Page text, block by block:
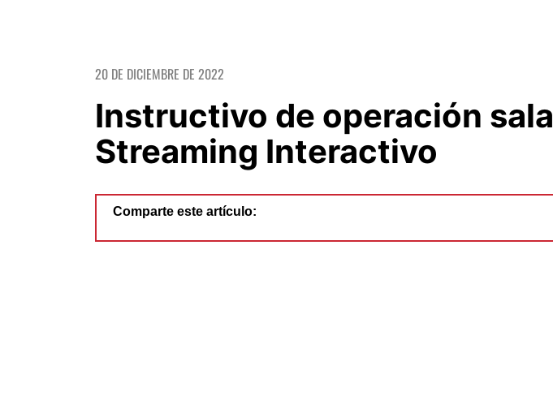
20 DE DICIEMBRE DE 2022
Instructivo de operación sala
Streaming Interactivo
Comparte este artículo: